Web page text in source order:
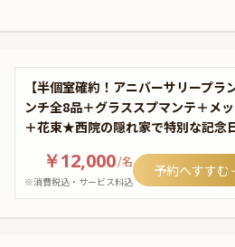
【半個室確約！アニバーサリープラ
ンチ全8品＋グラススプマンテ＋メ
＋花束★西院の隠れ家で特別な記念
￥12,000/名
※消費税込・サービス料込
予約へすすむ